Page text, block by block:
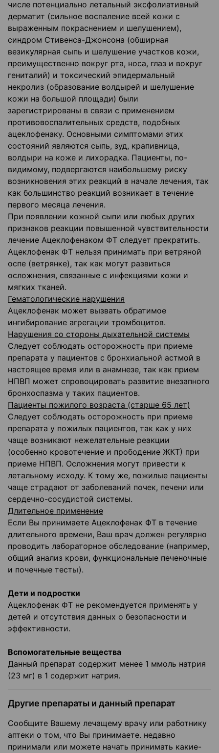
числе потенциально летальный эксфолиативный
дерматит (сильное воспаление всей кожи с
выраженным покраснением и шелушением),
синдром Стивенса-Джонсона (обширная
везикулярная сыпь и шелушение участков кожи,
преимущественно вокруг рта, носа, глаз и вокруг
гениталий) и токсический эпидермальный
некролиз (образование волдырей и шелушение
кожи на большой площади) были
зарегистрированы в связи с применением
противовоспалительных средств, подобных
ацеклофенаку. Основными симптомами этих
состояний являются сыпь, зуд, крапивница,
волдыри на коже и лихорадка. Пациенты, по-
видимому, подвергаются наибольшему риску
возникновения этих реакций в начале лечения, так
как большинство реакций возникает в течение
первого месяца лечения.
При появлении кожной сыпи или любых других
признаков реакции повышенной чувствительности
лечение Ацеклофенаком ФТ следует прекратить.
Ацеклофенак ФТ нельзя принимать при ветряной
оспе (ветрянке), так как могут развиться
осложнения, связанные с инфекциями кожи и
мягких тканей.
Гематологические нарушения
Ацеклофенак может вызвать обратимое
ингибирование агрегации тромбоцитов.
Нарушения со стороны дыхательной системы
Следует соблюдать осторожность при приеме
препарата у пациентов с бронхиальной астмой в
настоящее время или в анамнезе, так как прием
НПВП может спровоцировать развитие внезапного
бронхоспазма у таких пациентов.
Пациенты пожилого возраста (старше 65 лет)
Следует соблюдать осторожность при приеме
препарата у пожилых пациентов, так как у них
чаще возникают нежелательные реакции
(особенно кровотечение и прободение ЖКТ) при
приеме НПВП. Осложнения могут привести к
летальному исходу. К тому же, пожилые пациенты
чаще страдают от заболеваний почек, печени или
сердечно-сосудистой системы.
Длительное применение
Если Вы принимаете Ацеклофенак ФТ в течение
длительного времени, Ваш врач должен регулярно
проводить лабораторное обследование (например,
общий анализ крови, функциональные печеночные
и почечные тесты).
Дети и подростки
Ацеклофенак ФТ не рекомендуется применять у
детей и отсутствия данных о безопасности и
эффективности.
Вспомогательные вещества
Данный препарат содержит менее 1 ммоль натрия
(23 мг) в 1 содержит натрия.
Другие препараты и данный препарат
Сообщите Вашему лечащему врачу или работнику
аптеки о том, что Вы принимаете. недавно
принимали или можете начать принимать какие-